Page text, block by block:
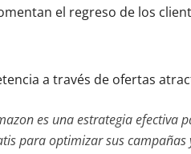
el regreso de los
a través de ofertas
es una estrategia
para optimizar sus